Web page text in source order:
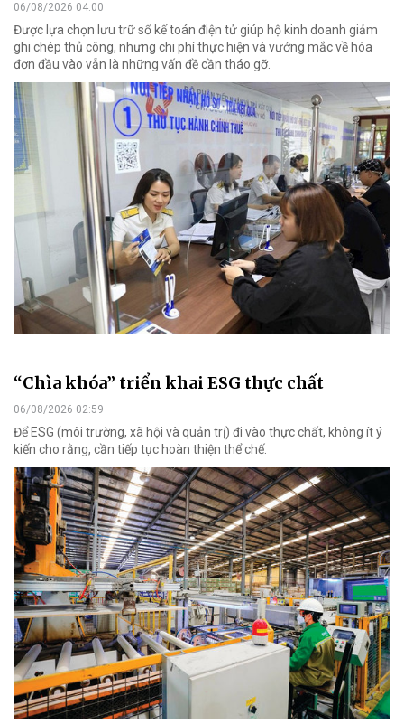
06/08/2026 04:00
Được lựa chọn lưu trữ sổ kế toán điện tử giúp hộ kinh doanh giảm
ghi chép thủ công, nhưng chi phí thực hiện và vướng mắc về hóa
đơn đầu vào vẫn là những vấn đề cần tháo gỡ.
“Chìa khóa” triển khai ESG thực chất
06/08/2026 02:59
Để ESG (môi trường, xã hội và quản trị) đi vào thực chất, không ít ý
kiến cho rằng, cần tiếp tục hoàn thiện thể chế.